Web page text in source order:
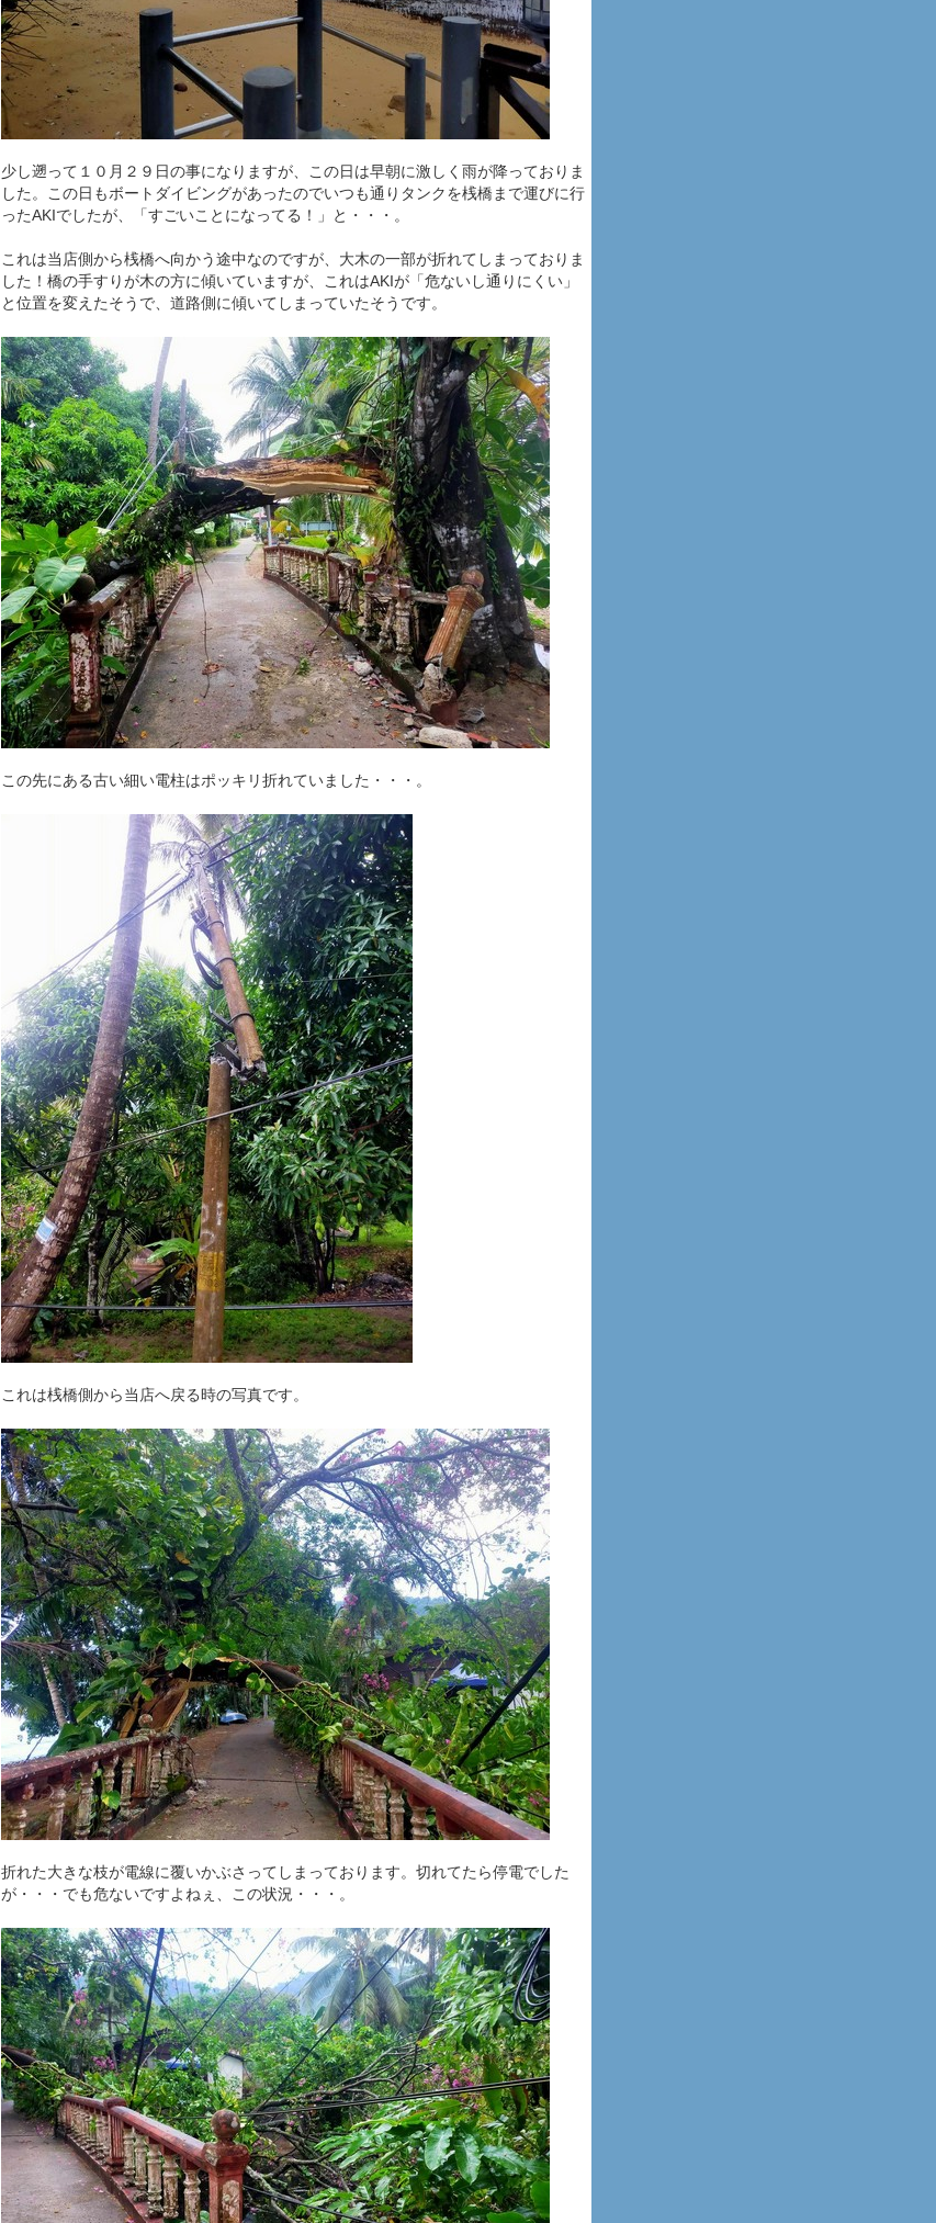
少し遡って１０月２９日の事になりますが、この日は早朝に激しく雨が降っておりま
した。この日もボートダイビングがあったのでいつも通りタンクを桟橋まで運びに行
ったAKIでしたが、「すごいことになってる！」と・・・。
これは当店側から桟橋へ向かう途中なのですが、大木の一部が折れてしまっておりま
した！橋の手すりが木の方に傾いていますが、これはAKIが「危ないし通りにくい」
と位置を変えたそうで、道路側に傾いてしまっていたそうです。
この先にある古い細い電柱はポッキリ折れていました・・・。
これは桟橋側から当店へ戻る時の写真です。
折れた大きな枝が電線に覆いかぶさってしまっております。切れてたら停電でした
が・・・でも危ないですよねぇ、この状況・・・。